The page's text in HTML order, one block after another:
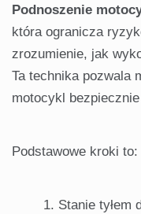
Podnoszenie
która ogranicza
zrozumienie, jak
Ta technika pozwala
motocykl
Podstawowe kroki to:
Stanie tyłem